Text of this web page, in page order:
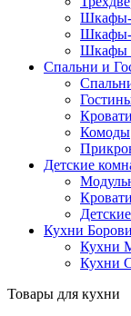
Шкафы-
Шкафы-
Шкафы
Спальни и
Кровати
Комоды
Детские
Кухни
Кухни
Кухни
Товары для кухни